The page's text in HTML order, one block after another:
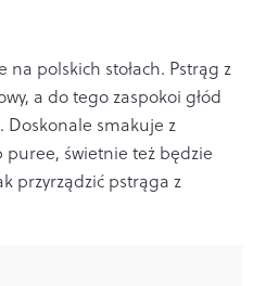
polskich stołach. Pstrąg z
a do tegozaspokoi głód
Doskonale smakuje z
puree, świetnie też będzie
przyrządzić pstrąga z